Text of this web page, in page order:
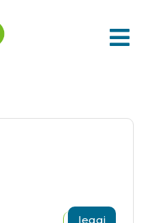
leggi